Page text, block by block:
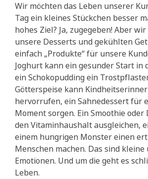
Wir möchten das Leben unserer
Tag ein kleines Stückchen besser
hohes Ziel? Ja, zugegeben! Aber
unsere Desserts und gekühlten
einfach „Produkte“ für unsere
Joghurt kann ein gesunder Start in
ein Schokopudding ein
Götterspeise kann
hervorrufen, ein Sahnedessert für
Moment sorgen. Ein Smoothie
den Vitaminhaushalt ausgleichen,
einem hungrigen Monster einen
Menschen machen. Das sind kleine
Emotionen. Und um die geht es
Leben.